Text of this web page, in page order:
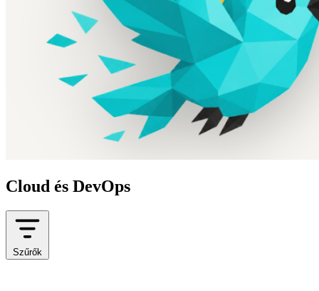
Cloud és DevOps
Szűrők